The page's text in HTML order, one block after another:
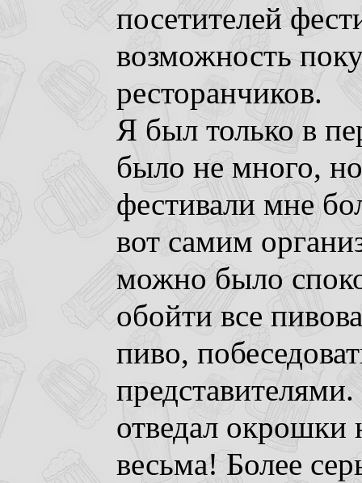
посетителей
возможность
ресторанчиков.
Я был только в
было не много,
фестивали мне
вот самим
можно было
обойти все
пиво,
отведал окрошки
весьма! Более